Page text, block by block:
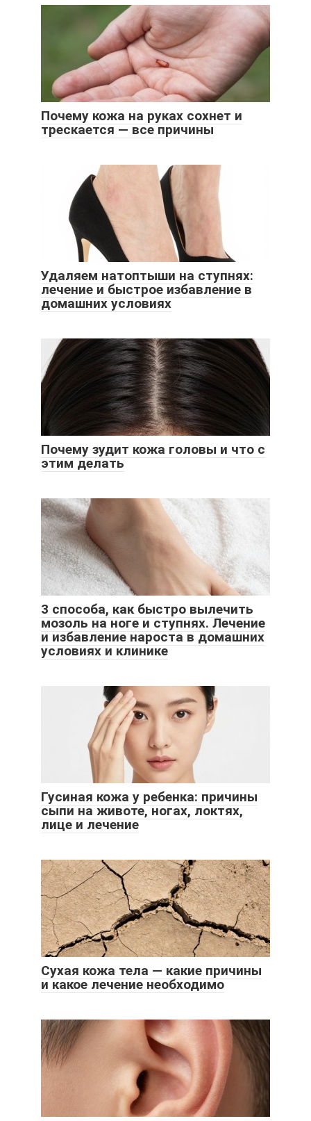
Почему кожа на руках сохнет и
трескается — все причины
Удаляем натоптыши на ступнях:
лечение и быстрое избавление в
домашних условиях
Почему зудит кожа головы и что с
этим делать
3 способа, как быстро вылечить
мозоль на ноге и ступнях. Лечение
и избавление нароста в домашних
условиях и клинике
Гусиная кожа у ребенка: причины
сыпи на животе, ногах, локтях,
лице и лечение
Сухая кожа тела — какие причины
и какое лечение необходимо